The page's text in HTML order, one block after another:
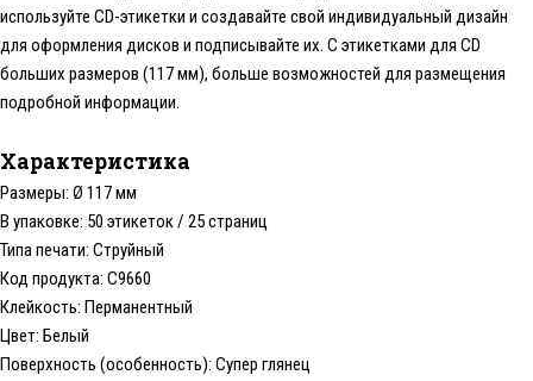
используйте CD-этикетки и создавайте свой индивидуальный дизайн
для оформления дисков и подписывайте их. С этикетками для CD
больших размеров (117 мм), больше возможностей для размещения
подробной информации.
Характеристика
Размеры: Ø 117 мм
В упаковке: 50 этикеток / 25 страниц
Типа печати: Струйный
Код продукта: C9660
Клейкость: Перманентный
Цвет: Белый
Поверхность (особенность): Супер глянец